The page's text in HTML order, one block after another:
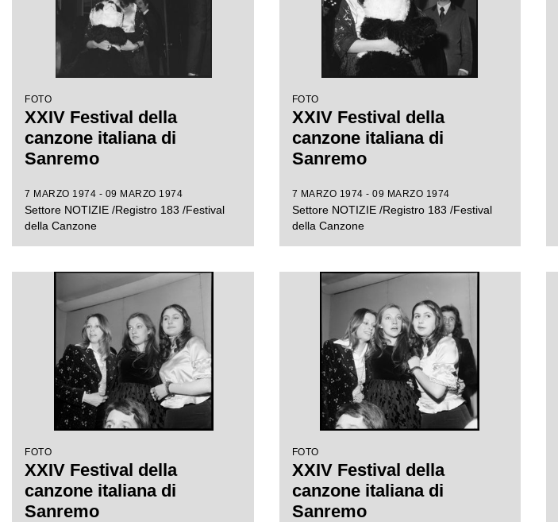
FOTO
XXIV Festival della
canzone italiana di
Sanremo
7 MARZO 1974 - 09 MARZO 1974
Settore NOTIZIE /Registro 183 /Festival
della Canzone
FOTO
XXIV Festival della
canzone italiana di
Sanremo
7 MARZO 1974 - 09 MARZO 1974
Settore NOTIZIE /Registro 183 /Festival
della Canzone
FOTO
XXIV Festival della
canzone italiana di
Sanremo
FOTO
XXIV Festival della
canzone italiana di
Sanremo